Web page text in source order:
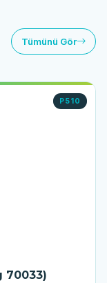
Tümünü Gör
P510
70033)